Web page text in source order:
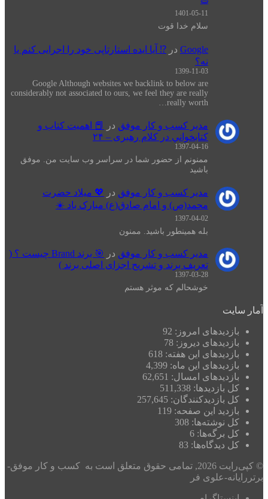
سلام خدا قوت
در⁉️ آیا ایده استارتاپی خود را اجرایی کنم یا
Google Although websites we backlink to below are
considerably not associated to ours, we feel they are really
really worth…
مدیر کسب و کار موفقدر 📕 اهميت كتاب و
كتابخواني در كلام رهبری – ۲۴
ممنونم از حضور شما در سراسر وب سایت من. موفق
مدیر کسب و کار موفقدر 💖 میلاد حضرت
محمد(ص) و امام صادق(ع) مبارک باد ☀️
بله همینطور باشید. ممنون
مدیر کسب و کار موفقدر
🎯 برند Brand چیست ؟ (
تعریف برند و تشریح اجزای اصلی برند )
خوشحالم که موثر هستم
امروز:92
دیروز:78
این هفته: 618
این ماه:4,399
امسال:62,651
بازدیدها: 511,338
بازدیدکنند‌گان:257,645
این صفحه:119
نوشته‌ها: 308
برگه‌ها: 6
دیدگاه‌ها: 83
© کپی‌رایت 2026, تمامی حقوق متعلق است به کسب و کار موفق-
علوی فر